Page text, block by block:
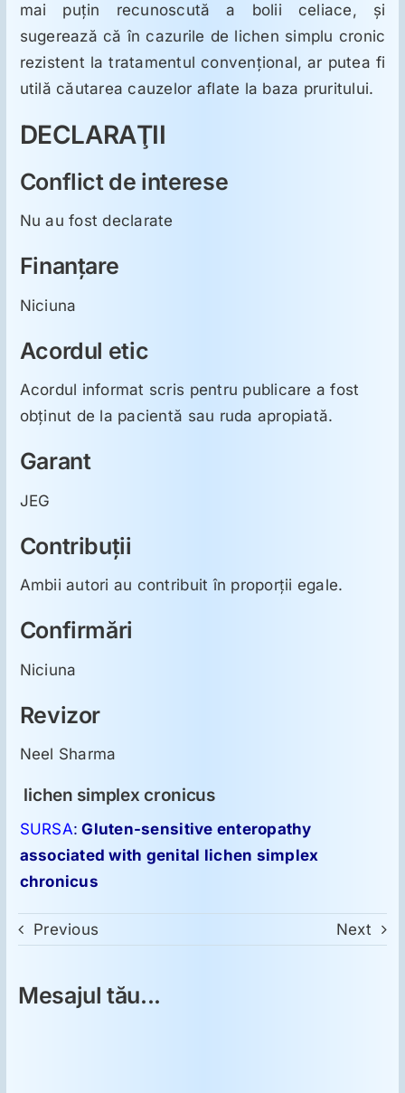
mai puţin recunoscută a bolii celiace, şi
sugerează că în cazurile de lichen simplu cronic
rezistent la tratamentul convenţional, ar putea fi
utilă căutarea cauzelor aflate la baza pruritului.
DECLARAŢII
Conflict de interese
Nu au fost declarate
Finanţare
Niciuna
Acordul etic
Acordul informat scris pentru publicare a fost
obţinut de la pacientă sau ruda apropiată.
Garant
JEG
Contribuţii
Ambii autori au contribuit în proporţii egale.
Confirmări
Niciuna
Revizor
Neel Sharma
lichen simplex cronicus
SURSA: Gluten-sensitive enteropathy
associated with genital lichen simplex
chronicus
Previous Next
Mesajul tău...